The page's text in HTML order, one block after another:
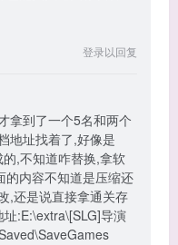
登录以回复
拿到了一个5名和两个
地址找着了,好像是
,不知道咋替换,拿软
的内容不知道是压缩还
,还是说直接拿通关存
:E:\extra\[SLG]导演